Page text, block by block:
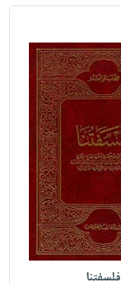
فلسفتنا